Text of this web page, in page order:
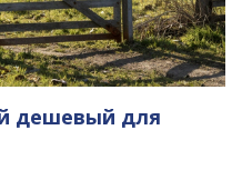
дешевый для